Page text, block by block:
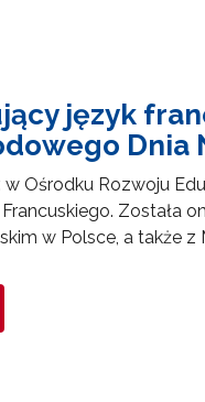
język
Dnia
w Ośrodku Rozwoju
Została
w Polsce, a także